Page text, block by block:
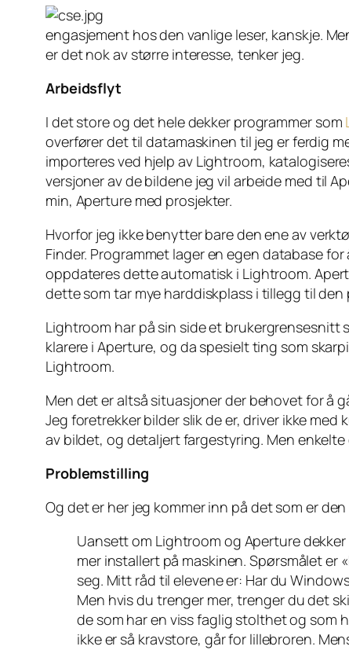
engasjement hos den vanlige leser, kanskje.
er det nok av større interesse, tenker jeg.
Arbeidsflyt
I det store og det hele dekker programmer som
overfører det til datamaskinen til jeg er ferdig
importeres ved hjelp av Lightroom,
versjonerav de bildene jeg vil arbeide med til
min, Aperturemed prosjekter.
Hvorfor jeg ikke benytter bare den ene av
Finder. Programmet lager en egen database
oppdateres dette automatisk i Lightroom.
dette som tar mye harddiskplass i tillegg til den
Lightroom har på sin side et brukergrensesnitt
klarere iAperture, og da spesielt ting som
Lightroom.
Men det er altså situasjoner der behovet for å
Jeg foretrekker bilder slik de er, driver ikke
av bildet, og detaljert fargestyring. Men enkelte
Problemstilling
Og det er her jeg kommer inn på det som er
Uansett om Lightroom og Aperture
mer installert på maskinen. Spørsmålet er
seg. Mitt råd til elevene er: Har du
Men hvis du trenger mer, trenger du det
de som har en viss faglig stolthet og som
ikke er så kravstore, går for lillebroren.